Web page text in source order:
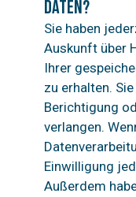
Daten?
Sie haben
Auskunft über
Ihrer
zu erhalten.
Berichtigung
verlangen.
Einwilligung
Außerdem